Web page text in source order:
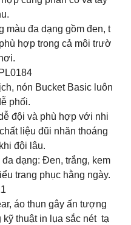
màu đa dạng gồm đen, t
hợp trong cả môi trườ
nón Bucket Basic luôn
phối.
đội và phù hợp với nhi
liệu đũi nhăn thoáng
đội lâu.
dạng: Đen, trắng, kem
trang phục hằng ngày.
áo thun gây ấn tượng
thuật in lụa sắc nét tạ